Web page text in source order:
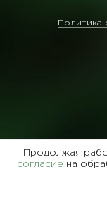
Политика
ООО
Продолжая
согласие на